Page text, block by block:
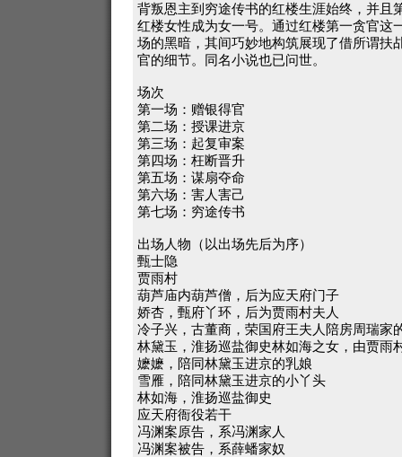
背叛恩主到穷途传书的红楼生涯始终，并且
红楼女性成为女一号。通过红楼第一贪官这
场的黑暗，其间巧妙地构筑展现了借所谓扶
官的细节。同名小说也已问世。
场次
第一场：赠银得官
第二场：授课进京
第三场：起复审案
第四场：枉断晋升
第五场：谋扇夺命
第六场：害人害己
第七场：穷途传书
出场人物（以出场先后为序）
甄士隐
贾雨村
葫芦庙内葫芦僧，后为应天府门子
娇杏，甄府丫环，后为贾雨村夫人
冷子兴，古董商，荣国府王夫人陪房周瑞家
林黛玉，淮扬巡盐御史林如海之女，由贾雨
嬷嬷，陪同林黛玉进京的乳娘
雪雁，陪同林黛玉进京的小丫头
林如海，淮扬巡盐御史
应天府衙役若干
冯渊案原告，系冯渊家人
冯渊案被告，系薛蟠家奴